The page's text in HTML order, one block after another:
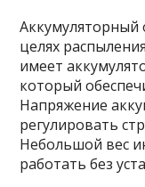
Аккумуляторный
целях
имеет
который
Напряжение
регулировать
Небольшой вес
работать без